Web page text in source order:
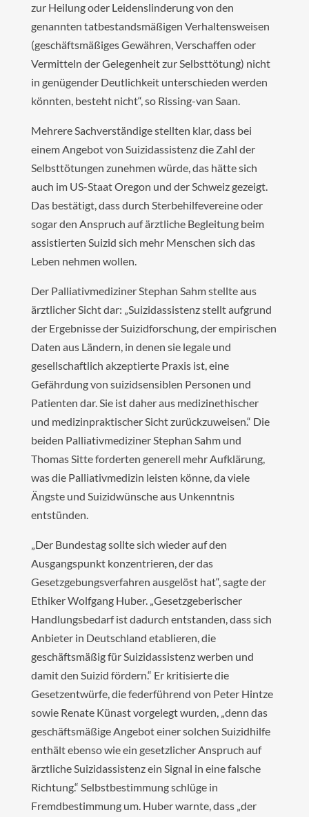
zur Heilung oder Leidenslinderung von den
genannten tatbestandsmäßigen Verhaltensweisen
(geschäftsmäßiges Gewähren, Verschaffen oder
Vermitteln der Gelegenheit zur Selbsttötung) nicht
in genügender Deutlichkeit unterschieden werden
könnten, besteht nicht“, so Rissing-van Saan.
Mehrere Sachverständige stellten klar, dass bei
einem Angebot von Suizidassistenz die Zahl der
Selbsttötungen zunehmen würde, das hätte sich
auch im US-Staat Oregon und der Schweiz gezeigt.
Das bestätigt, dass durch Sterbehilfevereine oder
sogar den Anspruch auf ärztliche Begleitung beim
assistierten Suizid sich mehr Menschen sich das
Leben nehmen wollen.
Der Palliativmediziner Stephan Sahm stellte aus
ärztlicher Sicht dar: „Suizidassistenz stellt aufgrund
der Ergebnisse der Suizidforschung, der empirischen
Daten aus Ländern, in denen sie legale und
gesellschaftlich akzeptierte Praxis ist, eine
Gefährdung von suizidsensiblen Personen und
Patienten dar. Sie ist daher aus medizinethischer
und medizinpraktischer Sicht zurückzuweisen.“ Die
beiden Palliativmediziner Stephan Sahm und
Thomas Sitte forderten generell mehr Aufklärung,
was die Palliativmedizin leisten könne, da viele
Ängste und Suizidwünsche aus Unkenntnis
entstünden.
„Der Bundestag sollte sich wieder auf den
Ausgangspunkt konzentrieren, der das
Gesetzgebungsverfahren ausgelöst hat“, sagte der
Ethiker Wolfgang Huber. „Gesetzgeberischer
Handlungsbedarf ist dadurch entstanden, dass sich
Anbieter in Deutschland etablieren, die
geschäftsmäßig für Suizidassistenz werben und
damit den Suizid fördern.“ Er kritisierte die
Gesetzentwürfe, die federführend von Peter Hintze
sowie Renate Künast vorgelegt wurden, „denn das
geschäftsmäßige Angebot einer solchen Suizidhilfe
enthält ebenso wie ein gesetzlicher Anspruch auf
ärztliche Suizidassistenz ein Signal in eine falsche
Richtung.“ Selbstbestimmung schlüge in
Fremdbestimmung um. Huber warnte, dass „der